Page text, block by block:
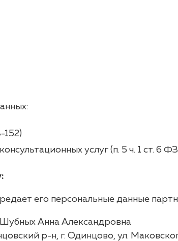
152)
услуг (п. 5 ч. 1 ст. 6
его персональные данные
Анна Александровна
р-н, г. Одинцово, ул.